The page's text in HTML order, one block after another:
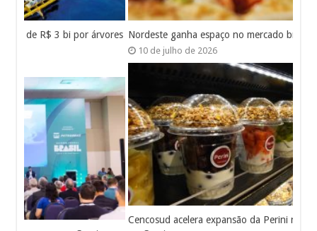
Nordeste ganha espaço no mercado brasileiro de pizzarias
Cencosud acelera expansão da Perini nas lojas do GBarbosa